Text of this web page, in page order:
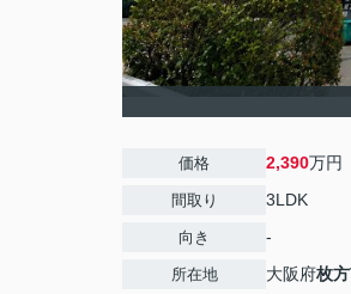
価格 2,390万円
間取り 3LDK
向き -
所在地 大阪府枚